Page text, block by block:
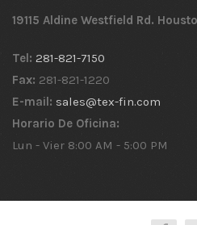
19115 Aldine Westfield Rd.
Tel: 281-821-7150
Fax: 281-821-1220
E-mail: sales@tex-fin.com
Horario De Oficina:
Lun - Vier 8:00 AM - 5:00 PM